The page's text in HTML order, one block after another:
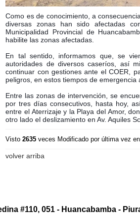
Como es de conocimiento, a
diversas zonas han sido afectadas
Municipalidad Provincial de
habilite las zonas afectadas.
En tal sentido, informamos que, se
autoridades de diversos caseríos, así
continuar con gestiones ante el COER,
peligros, en estos tiempos de emergencia
Entre las zonas de intervención, se
por tres días consecutivos, hasta hoy,
entre el Aterrizaje y la Playa del Amor,
otro lado el deslizamiento en Av. Aquiles
Visto2635 veces Modificado por última vez
volver arriba
#110, 051 - Huancabamba -